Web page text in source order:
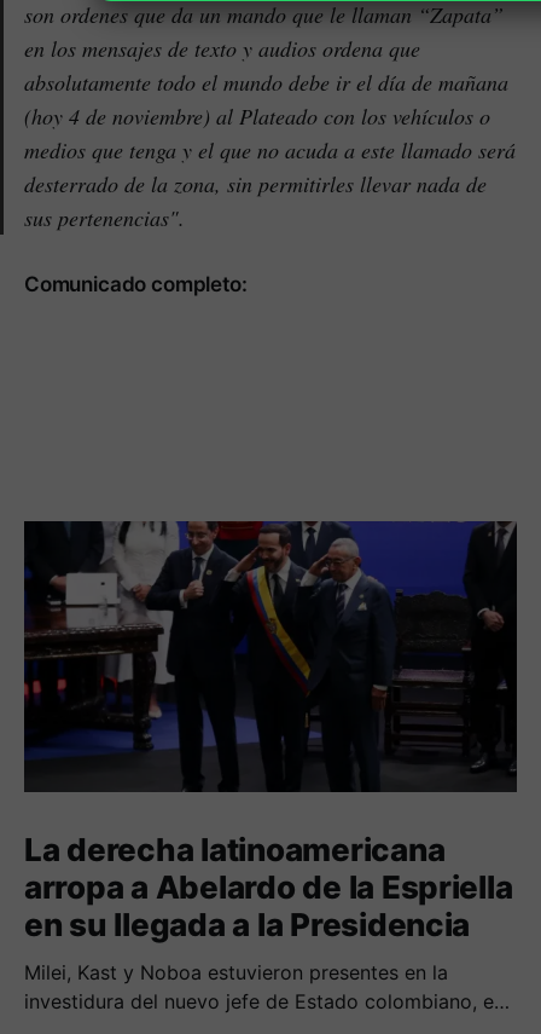
son ordenes que da un mando que le llaman “Zapata”
en los mensajes de texto y audios ordena que
absolutamente todo el mundo debe ir el día de mañana
(hoy 4 de noviembre) al Plateado con los vehículos o
medios que tenga y el que no acuda a este llamado será
desterrado de la zona, sin permitirles llevar nada de
sus pertenencias".
Comunicado completo:
La derecha latinoamericana
arropa a Abelardo de la Espriella
en su llegada a la Presidencia
Milei, Kast y Noboa estuvieron presentes en la
investidura del nuevo jefe de Estado colombiano, en